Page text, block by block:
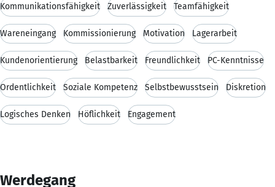
Kommunikationsfähigkeit Zuverlässigkeit Teamfähigkeit
Wareneingang Kommissionierung Motivation Lagerarbeit
Kundenorientierung Belastbarkeit Freundlichkeit PC-Kenntnisse
Ordentlichkeit Soziale Kompetenz Selbstbewusstsein Diskretion
Logisches Denken Höflichkeit Engagement
Werdegang